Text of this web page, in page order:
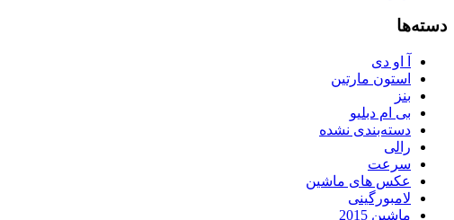
دسته‌ها
آ او دی
استون مارتین
بنز
بی ام دبلیو
دسته‌بندی نشده
رالی
سرعت
عکس های ماشین
لامبورگینی
ماشین 2015